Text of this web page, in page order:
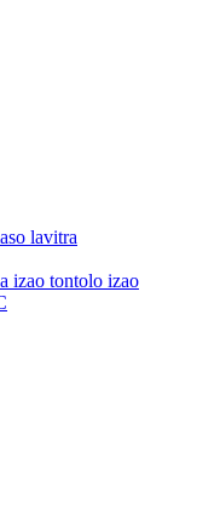
lavitra
izao tontolo izao